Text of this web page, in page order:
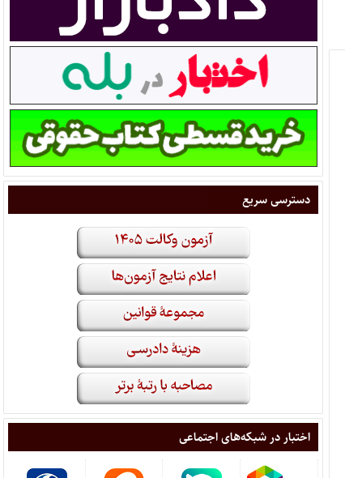
دسترسی سریع
اختبار در شبکه‌های اجتماعی